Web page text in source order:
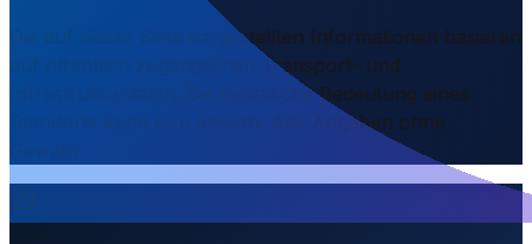
Die auf dieser Seite dargestellten Informationen basieren
auf öffentlich zugänglichen Transport- und
Infrastrukturdaten. Die logistische Bedeutung eines
Standorts kann sich ändern. Alle Angaben ohne